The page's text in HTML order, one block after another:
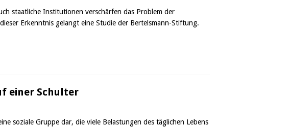
staatliche Institutionen verschärfen das Problem der
Erkenntnis gelangt eine Studie der Bertelsmann-Stiftung.
einer Schulter
soziale Gruppe dar, die viele Belastungen des täglichen Lebens